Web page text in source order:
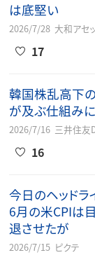
は底堅い
2026/7/28 大和アセ
17
韓国株乱高下
が及ぶ仕組み
2026/7/16 三井住友
16
今日のヘッドラ
6月の米CPIは
退させたが
2026/7/15 ピクテ